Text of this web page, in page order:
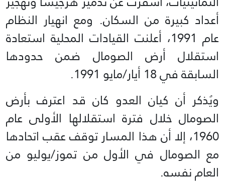
أعداد كبيرة من السكان. ومع انهيار النظام
عام 1991، أعلنت القيادات المحلية استعادة
استقلال أرض الصومال ضمن حدودها
السابقة في 18 أيار/مايو 1991.
ويُذكر أن كيان العدو كان قد اعترف بأرض
الصومال خلال فترة استقلالها الأولى عام
1960، إلا أن هذا المسار توقف عقب اتحادها
مع الصومال في الأول من تموز/يوليو من
العام نفسه.